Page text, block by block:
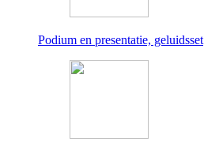
Podium en presentatie, geluidsset